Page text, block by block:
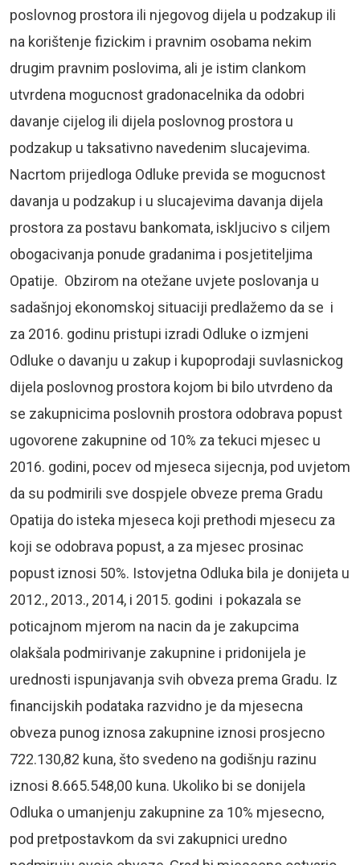
poslovnog prostora ili njegovog dijela u podzakup ili
na korištenje fizickim i pravnim osobama nekim
drugim pravnim poslovima, ali je istim clankom
utvrdena mogucnost gradonacelnika da odobri
davanje cijelog ili dijela poslovnog prostora u
podzakup u taksativno navedenim slucajevima.
Nacrtom prijedloga Odluke previda se mogucnost
davanja u podzakup i u slucajevima davanja dijela
prostora za postavu bankomata, iskljucivo s ciljem
obogacivanja ponude gradanima i posjetiteljima
Opatije. Obzirom na otežane uvjete poslovanja u
sadašnjoj ekonomskoj situaciji predlažemo da se i
za 2016. godinu pristupi izradi Odluke o izmjeni
Odluke o davanju u zakup i kupoprodaji suvlasnickog
dijela poslovnog prostora kojom bi bilo utvrdeno da
se zakupnicima poslovnih prostora odobrava popust
ugovorene zakupnine od 10% za tekuci mjesec u
2016. godini, pocev od mjeseca sijecnja, pod uvjetom
da su podmirili sve dospjele obveze prema Gradu
Opatija do isteka mjeseca koji prethodi mjesecu za
koji se odobrava popust, a za mjesec prosinac
popust iznosi 50%. Istovjetna Odluka bila je donijeta u
2012., 2013., 2014, i 2015. godini i pokazala se
poticajnom mjerom na nacin da je zakupcima
olakšala podmirivanje zakupnine i pridonijela je
urednosti ispunjavanja svih obveza prema Gradu. Iz
financijskih podataka razvidno je da mjesecna
obveza punog iznosa zakupnine iznosi prosjecno
722.130,82 kuna, što svedeno na godišnju razinu
iznosi 8.665.548,00 kuna. Ukoliko bi se donijela
Odluka o umanjenju zakupnine za 10% mjesecno,
pod pretpostavkom da svi zakupnici uredno